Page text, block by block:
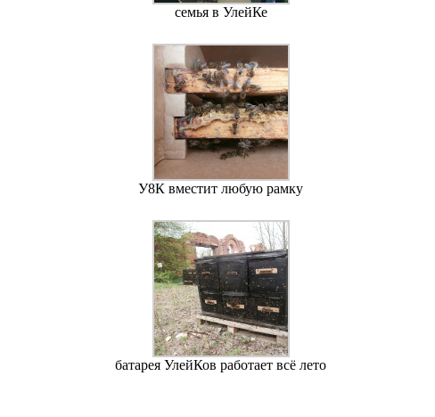
семья в УлейКе
У8К вместит любую рамку
батарея УлейКов работает всё лето